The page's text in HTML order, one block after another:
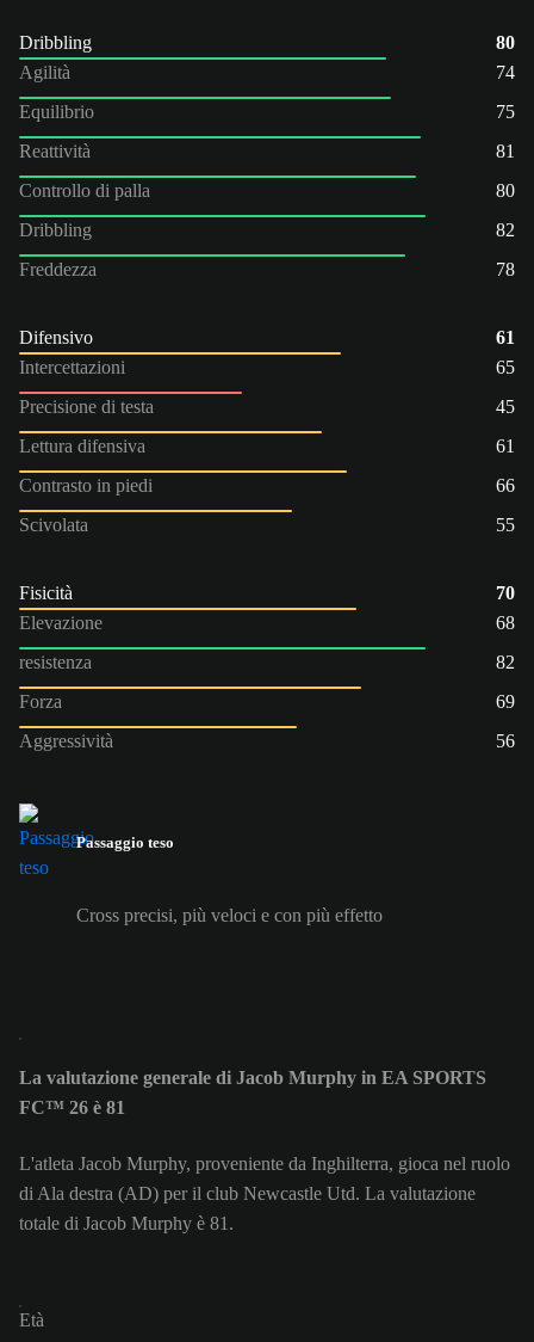
Dribbling
80
Agilità
74
Equilibrio
75
Reattività
81
Controllo di palla
80
Dribbling
82
Freddezza
78
Difensivo
61
Intercettazioni
65
Precisione di testa
45
Lettura difensiva
61
Contrasto in piedi
66
Scivolata
55
Fisicità
70
Elevazione
68
resistenza
82
Forza
69
Aggressività
56
Passaggio teso
Cross precisi, più veloci e con più effetto
La valutazione generale di Jacob Murphy in EA SPORTS
FC™ 26 è 81
L'atleta Jacob Murphy, proveniente da Inghilterra, gioca nel ruolo
di Ala destra (AD) per il club Newcastle Utd. La valutazione
totale di Jacob Murphy è 81.
Età